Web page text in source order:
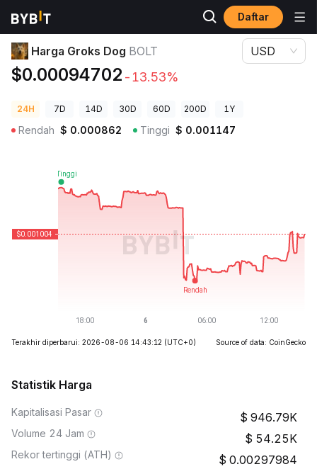
Daftar
Harga Kripto
Harga Groks Dog BOLT
$0.00094702 -13.53%
USD
24H 7D 14D 30D 60D 200D 1Y
Rendah $ 0.000862 Tinggi $ 0.001147
Terakhir diperbarui: 2026-08-06 14:43:12 (UTC+0) Source of data: CoinGecko
Statistik Harga
Kapitalisasi Pasar 946.79K
Volume 24 Jam 54.25K
Rekor tertinggi (ATH) 0.00297984